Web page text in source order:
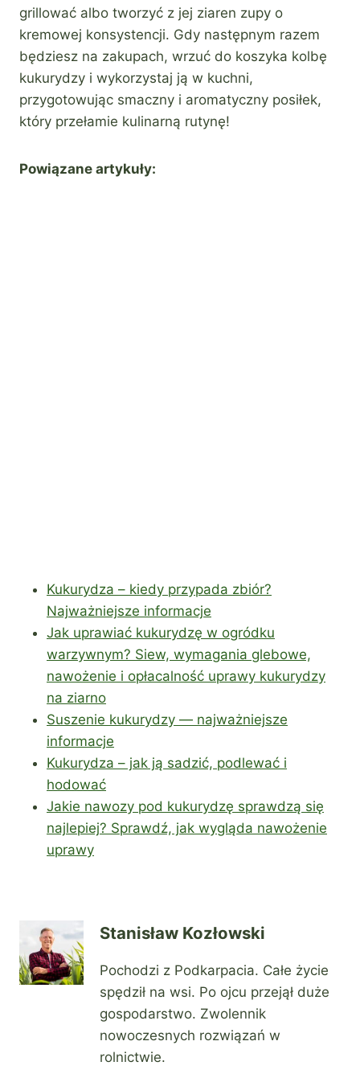
grillować albo tworzyć z jej ziaren zupy o
kremowej konsystencji. Gdy następnym razem
będziesz na zakupach, wrzuć do koszyka kolbę
kukurydzy i wykorzystaj ją w kuchni,
przygotowując smaczny i aromatyczny posiłek,
który przełamie kulinarną rutynę!
Powiązane artykuły:
Kukurydza – kiedy przypada zbiór?
Najważniejsze informacje
Jak uprawiać kukurydzę w ogródku
warzywnym? Siew, wymagania glebowe,
nawożenie i opłacalność uprawy kukurydzy
na ziarno
Suszenie kukurydzy — najważniejsze
informacje
Kukurydza – jak ją sadzić, podlewać i
hodować
Jakie nawozy pod kukurydzę sprawdzą się
najlepiej? Sprawdź, jak wygląda nawożenie
uprawy
Stanisław Kozłowski
Pochodzi z Podkarpacia. Całe życie
spędził na wsi. Po ojcu przejął duże
gospodarstwo. Zwolennik
nowoczesnych rozwiązań w
rolnictwie.